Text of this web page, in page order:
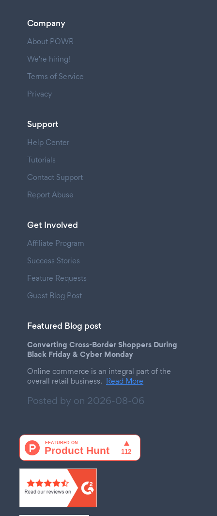
Company
About POWR
We're hiring!
Terms of Service
Privacy
Support
Help Center
Tutorials
Contact Support
Report Abuse
Get Involved
Affiliate Program
Success Stories
Feature Requests
Guest Blog Post
Featured Blog post
Converting Cross-Border Shoppers During
Black Friday & Cyber Monday
Online commerce is an integral part of the
overall retail business. Read More
Posted by on 2026-08-06